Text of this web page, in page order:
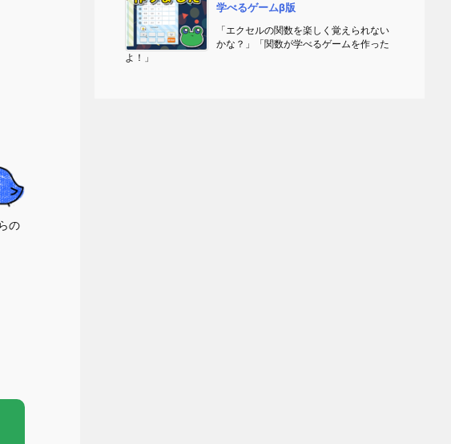
の
学べるゲームβ版
「エクセルの関数を楽しく覚えられない
かな？」「関数が学べるゲームを作った
よ！」